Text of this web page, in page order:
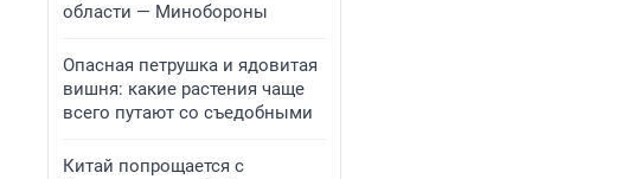
области — Минобороны
Опасная петрушка и ядовитая
вишня: какие растения чаще
всего путают со съедобными
Китай попрощается с